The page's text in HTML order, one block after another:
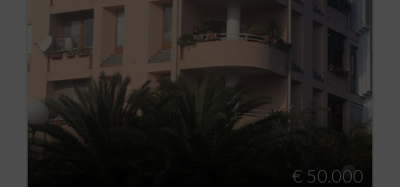
€ 50.000